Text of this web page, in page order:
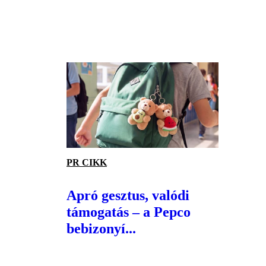
PR CIKK
Apró gesztus, valódi
támogatás – a Pepco
bebizonyí...